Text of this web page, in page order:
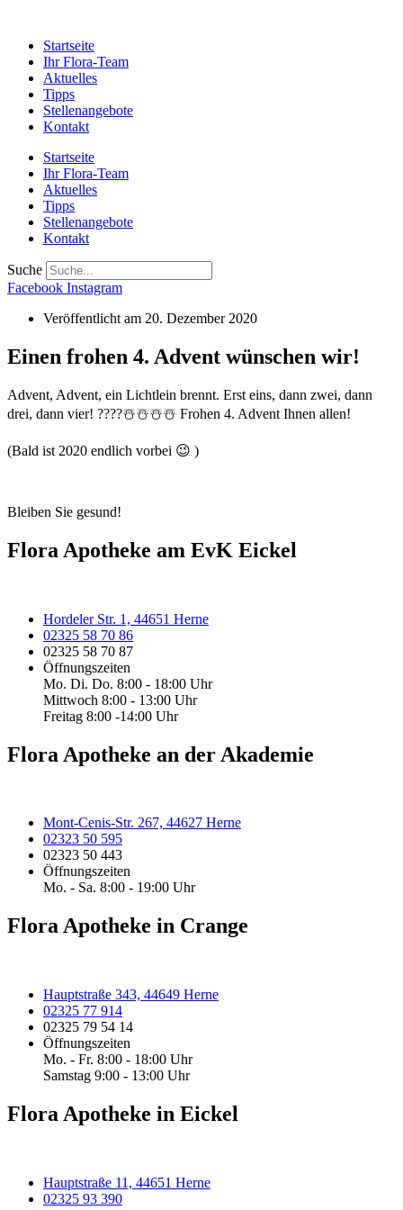
Startseite
Ihr Flora-Team
Aktuelles
Tipps
Stellenangebote
Kontakt
Startseite
Ihr Flora-Team
Aktuelles
Tipps
Stellenangebote
Kontakt
Suche
Facebook Instagram
Veröffentlicht am 20. Dezember 2020
Einen frohen 4. Advent wünschen wir!
Advent, Advent, ein Lichtlein brennt. Erst eins, dann zwei, dann
drei, dann vier! ????☃️☃️☃️☃️ Frohen 4. Advent Ihnen allen!
(Bald ist 2020 endlich vorbei 😉 )
Bleiben Sie gesund!
Flora Apotheke am EvK Eickel
Hordeler Str. 1, 44651 Herne
02325 58 70 86
02325 58 70 87
Öffnungszeiten
Mo. Di. Do. 8:00 - 18:00 Uhr
Mittwoch 8:00 - 13:00 Uhr
Freitag 8:00 -14:00 Uhr
Flora Apotheke an der Akademie
Mont-Cenis-Str. 267, 44627 Herne
02323 50 595
02323 50 443
Öffnungszeiten
Mo. - Sa. 8:00 - 19:00 Uhr
Flora Apotheke in Crange
Hauptstraße 343, 44649 Herne
02325 77 914
02325 79 54 14
Öffnungszeiten
Mo. - Fr. 8:00 - 18:00 Uhr
Samstag 9:00 - 13:00 Uhr
Flora Apotheke in Eickel
Hauptstraße 11, 44651 Herne
02325 93 390